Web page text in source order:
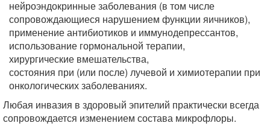
нейроэндокринные заболевания (в том числе
сопровождающиеся нарушением функции яичников),
применение антибиотиков и иммунодепрессантов,
использование гормональной терапии,
хирургические вмешательства,
состояния при (или после) лучевой и химиотерапии при
онкологических заболеваниях.
Любая инвазия в здоровый эпителий практически всегда
сопровождается изменением состава микрофлоры.